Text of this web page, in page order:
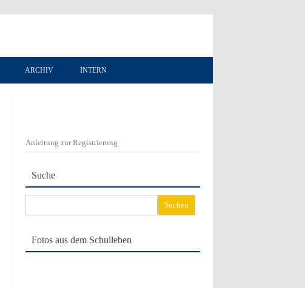
ARCHIV INTERN
Anleitung zur Registrierung
Suche
nach:
Fotos aus dem Schulleben